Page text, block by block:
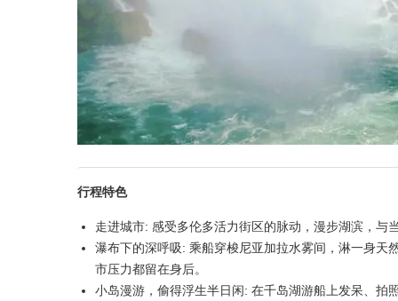
行程特色
走进城市: 感受多伦多活力街区的脉动，漫步湖滨，与
瀑布下的深呼吸: 乘船穿梭尼亚加拉水雾间，淋一身天
市压力都留在身后。
小岛漫游，偷得浮生半日闲: 在千岛湖游船上发呆、拍